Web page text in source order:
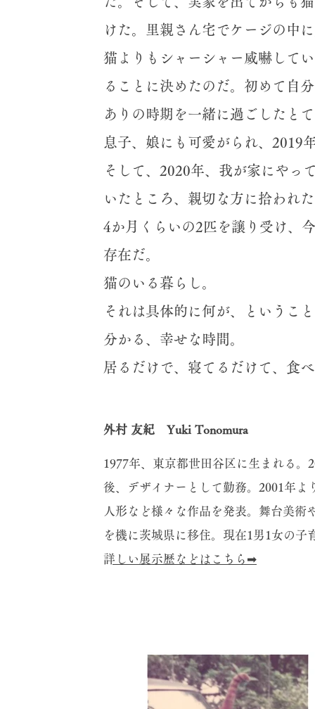
けた。里親さん宅でケージの中
猫よりもシャーシャー威嚇して
ることに決めたのだ。初めて自
ありの時期を一緒に過ごしたと
息子、娘にも可愛がられ、2019
そして、2020年、我が家にやっ
いたところ、親切な方に拾われ
4か月くらいの2匹を譲り受け、
存在だ。
猫のいる暮らし。
それは具体的に何が、というこ
分かる、幸せな時間。
居るだけで、寝てるだけて、食
外村 友紀 Yuki Tonomura
1977年、東京都世田谷区に生まれる
後、デザイナーとして勤務。2001年
人形など様々な作品を発表。舞台美術
を機に茨城県に移住。現在1男1女の
​詳しい展示歴などはこちら➡︎